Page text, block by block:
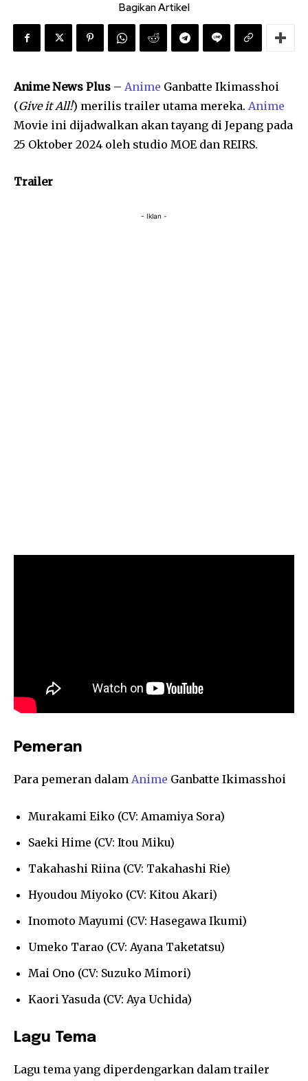
Bagikan Artikel
Anime News Plus – Anime Ganbatte Ikimasshoi
(Give it All!) merilis trailer utama mereka. Anime
Movie ini dijadwalkan akan tayang di Jepang pada
25 Oktober 2024 oleh studio MOE dan REIRS.
Trailer
- Iklan -
Pemeran
Para pemeran dalam Anime Ganbatte Ikimasshoi
Murakami Eiko (CV: Amamiya Sora)
Saeki Hime (CV: Itou Miku)
Takahashi Riina (CV: Takahashi Rie)
Hyoudou Miyoko (CV: Kitou Akari)
Inomoto Mayumi (CV: Hasegawa Ikumi)
Umeko Tarao (CV: Ayana Taketatsu)
Mai Ono (CV: Suzuko Mimori)
Kaori Yasuda (CV: Aya Uchida)
Lagu Tema
Lagu tema yang diperdengarkan dalam trailer